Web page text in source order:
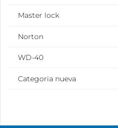
Master lock
Norton
WD-40
Categoria nueva